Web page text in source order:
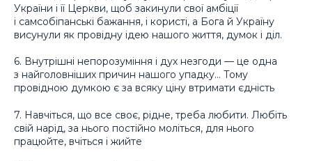
України і її Церкви, щоб закинули свої амбіції
і самсобіпанські бажання, і користі, а Бога й Україну
висунули як провідну ідею нашого життя, думок і діл.
6. Внутрішні непорозуміння і дух незгоди — це одна
з найголовніших причин нашого упадку… Тому
провідною думкою є за всяку ціну втримати єдність
7. Навчіться, що все своє, рідне, треба любити. Любіть
свій нарід, за нього постійно моліться, для нього
працюйте, вчіться і жийте